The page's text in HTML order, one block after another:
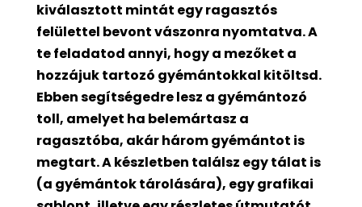
kiválasztott mintát egy ragasztós
felülettel bevontvászonra nyomtatva. A
te feladatod annyi, hogy a mezőket a
hozzájuk tartozó gyémántokkal kitöltsd.
Ebben segítségedre lesz a gyémántozó
toll, amelyet ha belemártasz a
ragasztóba, akár három gyémántot is
megtart. A készletben találsz egy tálat is
(a gyémántok tárolására), egy grafikai